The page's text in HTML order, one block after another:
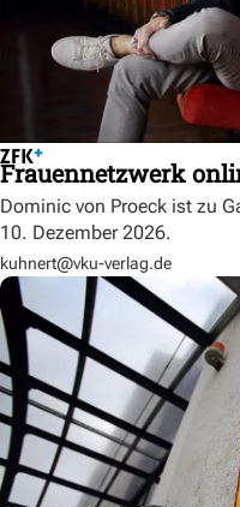
Frauennetzwerk
Dominic von Proeck ist zu
10. Dezember 2026.
kuhnert@vku-verlag.de